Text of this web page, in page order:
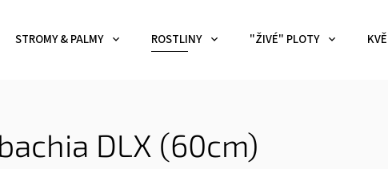
STROMY & PALMY ROSTLINY "ŽIVÉ" PLOTY
DLX (60cm)